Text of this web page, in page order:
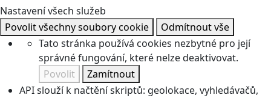
Povolit všechny soubory cookie
Tato stránka používá cookies nezbytné pro její
správné fungování, které nelze deaktivovat.
Povolit
Zamítnout
API slouží k načtění skriptů: geolokace, vyhledávačů,
překladů, ...